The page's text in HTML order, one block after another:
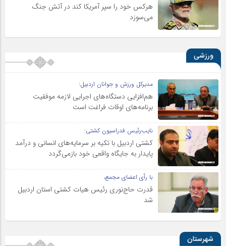
هرکس خود را سپر آمریکا کند در آتش جنگ
می‌سوزد
ورزشی
مدیرکل ورزش و جوانان اردبیل:
هم‌افزایی دستگاه‌های اجرایی لازمه موفقیت
برنامه‌های اوقات فراغت است
نایب‌رئیس فدراسیون کشتی:
کشتی اردبیل با تکیه بر سرمایه‌های انسانی و درآمد
پایدار به جایگاه واقعی خود بازمی‌گردد
با رأی اعضای مجمع،
قدرت حاج‌نوری رئیس هیات کشتی استان اردبیل
شد
شهرستان